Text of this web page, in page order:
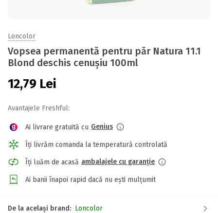
Loncolor
Vopsea permanentă pentru păr Natura 11.1
Blond deschis cenușiu 100ml
12,79 Lei
Avantajele Freshful:
Ai livrare gratuită cu Genius
Îți livrăm comanda la temperatură controlată
Îți luăm de acasă ambalajele cu garanție
Ai banii înapoi rapid dacă nu ești mulțumit
De la același brand: Loncolor